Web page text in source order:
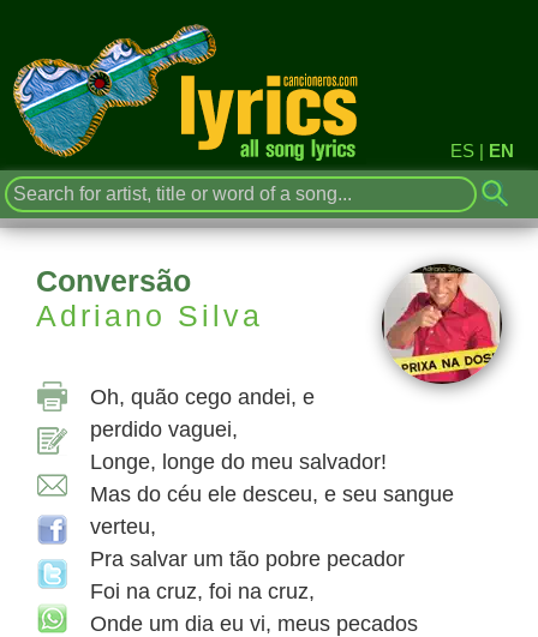
ES | EN
Conversão
Adriano Silva
Oh, quão cego andei, e
perdido vaguei,
Longe, longe do meu salvador!
Mas do céu ele desceu, e seu sangue
verteu,
Pra salvar um tão pobre pecador
Foi na cruz, foi na cruz,
Onde um dia eu vi, meus pecados